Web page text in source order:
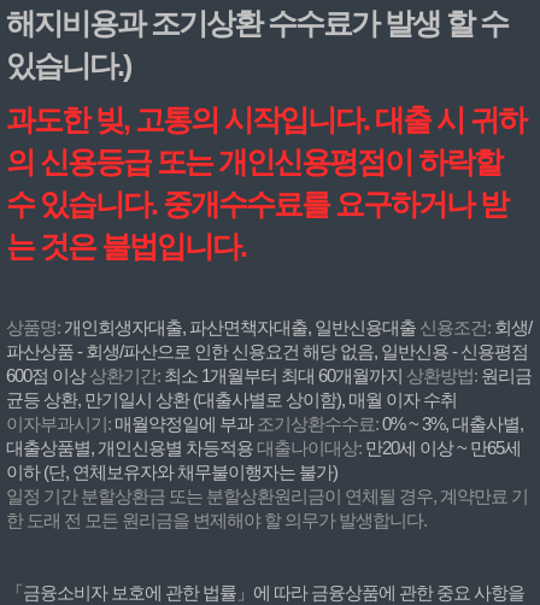
해지비용과 조기상환 수수료가 발생 할 수
있습니다.)
과도한 빚, 고통의 시작입니다. 대출 시 귀하
의 신용등급 또는 개인신용평점이 하락할
수 있습니다. 중개수수료를 요구하거나 받
는 것은 불법입니다.
상품명: 개인회생자대출, 파산면책자대출, 일반신용대출 신용조건: 회생/
파산상품 - 회생/파산으로 인한 신용요건 해당 없음, 일반신용 - 신용평점
600점 이상상환기간: 최소 1개월부터 최대 60개월까지 상환방법: 원리금
균등 상환, 만기일시 상환 (대출사별로 상이함), 매월 이자 수취
이자부과시기: 매월약정일에 부과 조기상환수수료:0% ~ 3%, 대출사별,
대출상품별, 개인신용별 차등적용 대출나이대상: 만20세 이상 ~ 만65세
이하 (단, 연체보유자와 채무불이행자는 불가)
일정 기간 분할상환금 또는 분할상환원리금이 연체될 경우, 계약만료 기
한 도래 전 모든 원리금을 변제해야 할 의무가 발생합니다.
「금융소비자 보호에 관한 법률」에 따라 금융상품에 관한 중요 사항을